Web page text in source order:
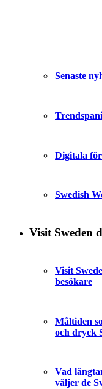
Senaste
Digitala
Swedish
Visit Sweden
Visit
besökare
Måltiden
och dryck
Vad
väljer de